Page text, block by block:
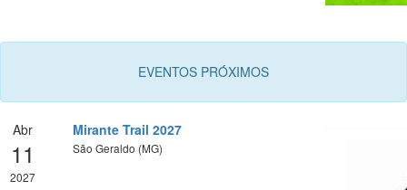
EVENTOS PRÓXIMOS
Abr
11
2027
Mirante Trail 2027
São Geraldo (MG)